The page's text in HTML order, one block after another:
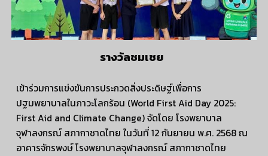
รางวัลชมเชย
เข้าร่วมการแข่งขันการประกวดสิ่งประดิษฐ์เพื่อการ
ปฐมพยาบาลในภาวะโลกร้อน (World First Aid Day 2025:
First Aid and Climate Change) จัดโดย โรงพยาบาล
จุฬาลงกรณ์ สภากาชาดไทย ในวันที่ 12 กันยายน พ.ศ. 2568 ณ
อาคารจักรพงษ์ โรงพยาบาลจุฬาลงกรณ์ สภากาชาดไทย